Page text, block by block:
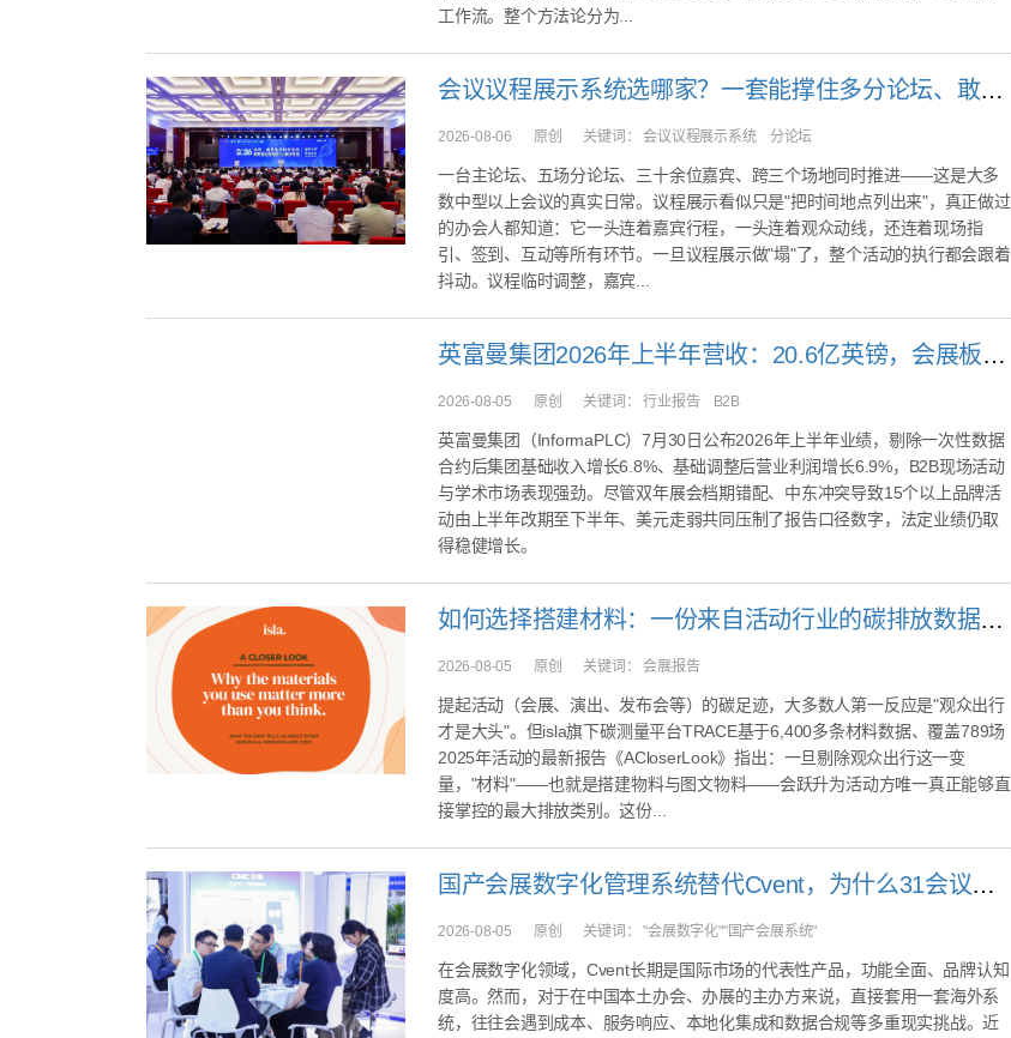
工作流。整个方法论分为...
会议议程展示系统选哪家？一套能撑住多分论坛、敢对嘉宾"实时同步"的系统
2026-08-06 原创 关键词：会议议程展示系统 分论坛
一台主论坛、五场分论坛、三十余位嘉宾、跨三个场地同时推进——这是大多
数中型以上会议的真实日常。议程展示看似只是"把时间地点列出来"，真正做过
的办会人都知道：它一头连着嘉宾行程，一头连着观众动线，还连着现场指
引、签到、互动等所有环节。一旦议程展示做"塌"了，整个活动的执行都会跟着
抖动。议程临时调整，嘉宾...
英富曼集团2026年上半年营收：20.6亿英镑，会展板块基础增长8%
2026-08-05 原创 关键词：行业报告 B2B
英富曼集团（InformaPLC）7月30日公布2026年上半年业绩，剔除一次性数据
合约后集团基础收入增长6.8%、基础调整后营业利润增长6.9%，B2B现场活动
与学术市场表现强劲。尽管双年展会档期错配、中东冲突导致15个以上品牌活
动由上半年改期至下半年、美元走弱共同压制了报告口径数字，法定业绩仍取
得稳健增长。
如何选择搭建材料：一份来自活动行业的碳排放数据报告解读
2026-08-05 原创 关键词：会展报告
提起活动（会展、演出、发布会等）的碳足迹，大多数人第一反应是"观众出行
才是大头"。但isla旗下碳测量平台TRACE基于6,400多条材料数据、覆盖789场
2025年活动的最新报告《ACloserLook》指出：一旦剔除观众出行这一变
量，"材料"——也就是搭建物料与图文物料——会跃升为活动方唯一真正能够直
接掌控的最大排放类别。这份...
国产会展数字化管理系统替代Cvent，为什么31会议是更值得考虑的选择？
2026-08-05 原创 关键词："会展数字化""国产会展系统"
在会展数字化领域，Cvent长期是国际市场的代表性产品，功能全面、品牌认知
度高。然而，对于在中国本土办会、办展的主办方来说，直接套用一套海外系
统，往往会遇到成本、服务响应、本地化集成和数据合规等多重现实挑战。近